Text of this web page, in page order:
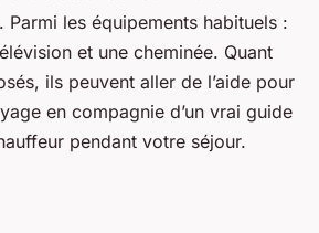
Parmi les équipements habituels :
et une cheminée. Quant
ils peuvent aller de l’aide pour
en compagnie d’un vrai guide
pendant votre séjour.